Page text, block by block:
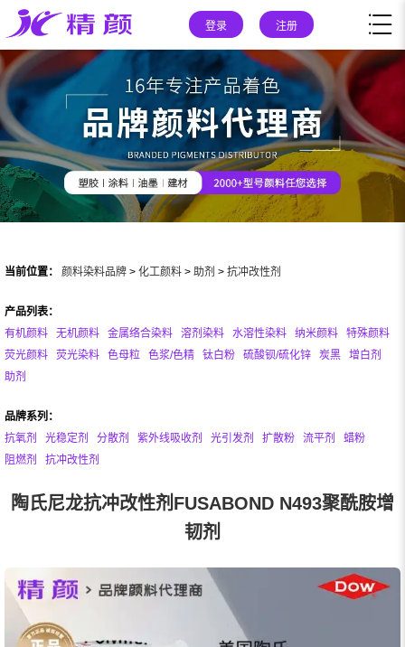
登录 注册
当前位置： 颜料染料品牌 > 化工颜料 > 助剂 > 抗冲改性剂
产品列表：
有机颜料
无机颜料 金属络合染料 溶剂染料 水溶性染料 纳米颜料
特殊颜料
荧光颜料
荧光染料 色母粒 色浆/色精 钛白粉 硫酸钡/硫化锌 炭黑
增白剂
助剂
品牌系列：
抗氧剂
光稳定剂 分散剂 紫外线吸收剂 光引发剂 扩散粉 流平剂
蜡粉
阻燃剂
抗冲改性剂
陶氏尼龙抗冲改性剂FUSABOND N493聚酰胺增
韧剂